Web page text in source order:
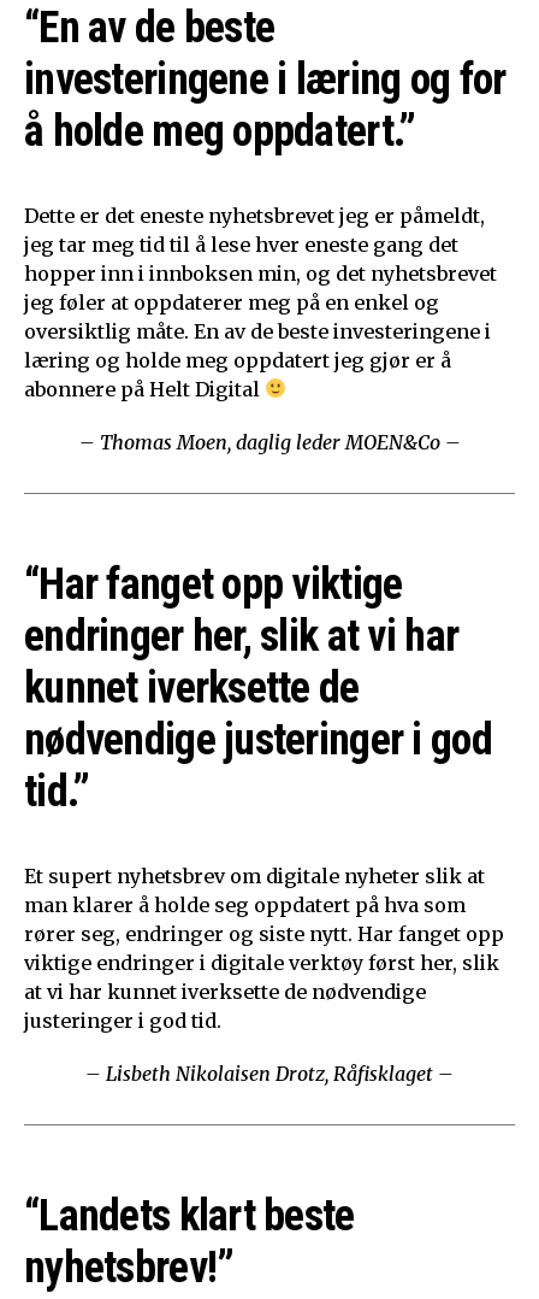
“En av de beste
investeringene i læring og for
å holde meg oppdatert.”
Dette er det eneste nyhetsbrevet jeg er påmeldt,
jeg tar meg tid til å lese hver eneste gang det
hopper inn i innboksen min, og det nyhetsbrevet
jeg føler at oppdaterer meg på en enkel og
oversiktlig måte. En av de beste investeringene i
læring og holde meg oppdatert jeg gjør er å
abonnere på Helt Digital
– Thomas Moen, daglig leder MOEN&Co –
“Har fanget opp viktige
endringer her, slik at vi har
kunnet iverksette de
nødvendige justeringer i god
tid.”
Et supert nyhetsbrev om digitale nyheter slik at
man klarer å holde seg oppdatert på hva som
rører seg, endringer og siste nytt. Har fanget opp
viktige endringer i digitale verktøy først her, slik
at vi har kunnet iverksette de nødvendige
justeringer i god tid.
– Lisbeth Nikolaisen Drotz, Råfisklaget –
“Landets klart beste
nyhetsbrev!”